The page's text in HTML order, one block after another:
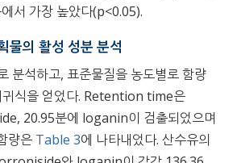
서 가장 높았다(p<0.05).
물의 활성 성분 분석
분석하고, 표준물질을 농도별로 함량
귀식을 얻었다. Retention time은
20.95분에 loganin이 검출되었으며
량은 Table 3에 나타내었다. 산수유의